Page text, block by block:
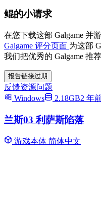
鲲的小请求
在您下载这部 Galgame 并
Galgame 评分页面 为这部
我们把优秀的 Galgame 推
报告链接过期
反馈资源问题
Windows
2.18GB2 年
兰斯03 利萨斯陷落
游戏本体 简体中文